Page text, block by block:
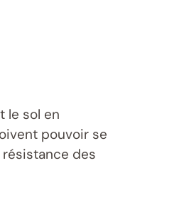
le sol en
pouvoir se
des